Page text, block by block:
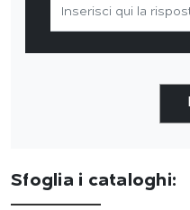
Sfoglia i cataloghi: